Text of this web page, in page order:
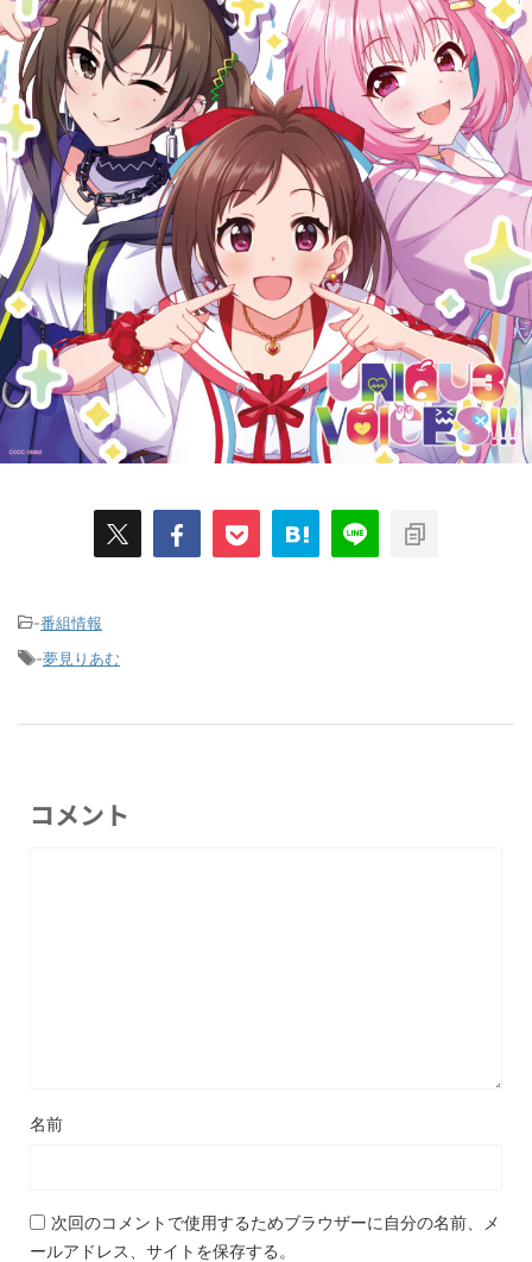
-番組情報
-夢見りあむ
コメント
名前
次回のコメントで使用するためブラウザーに自分の名前、メ
ールアドレス、サイトを保存する。